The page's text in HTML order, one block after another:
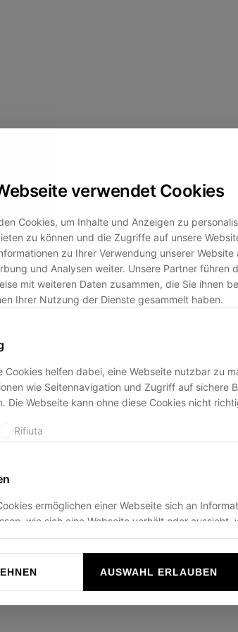
verwendet Cookies
Cookies, um Inhalte und Anzeigen zu
zu können und die Zugriffe auf unsere
zu Ihrer Verwendung unserer
und Analysen weiter. Unsere Partner führen
mit weiteren Daten zusammen, die Sie ihnen
Ihrer Nutzung der Dienste gesammelt haben.
Cookies helfen dabei, eine Webseite nutzbar zu
wie Seitennavigation und Zugriff auf sichere
Die Webseite kann ohne diese Cookies nicht
Rifiuta
ermöglichen einer Webseite sich an
wie sich eine Webseite verhält oder
die Region in der Sie sich befinden.
AUSWAHL ERLAUBEN
has occurred while loading